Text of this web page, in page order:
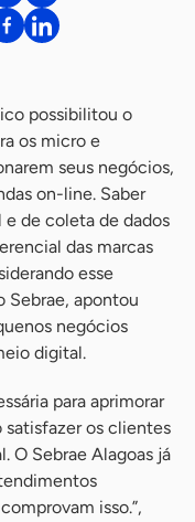
possibilitou o
os micro e
seus negócios,
on-line. Saber
de coleta de dados
das marcas
esse
apontou
negócios
digital.
para aprimorar
satisfazer os clientes
O Sebrae Alagoas já
isso.”,